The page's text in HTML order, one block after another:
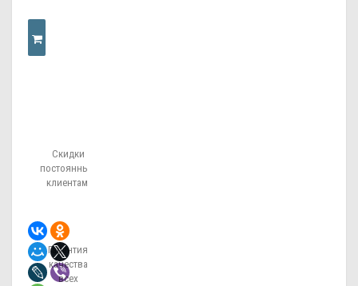
ОДИНСкидки
постоянным
клиентам!
Гарантия
качества
всех